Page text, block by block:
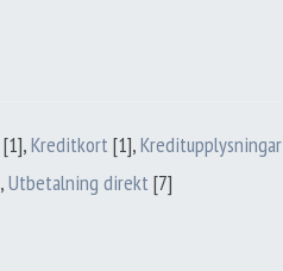
[1],Kreditkort [1],Kreditupplysningar
,Utbetalning direkt [7]